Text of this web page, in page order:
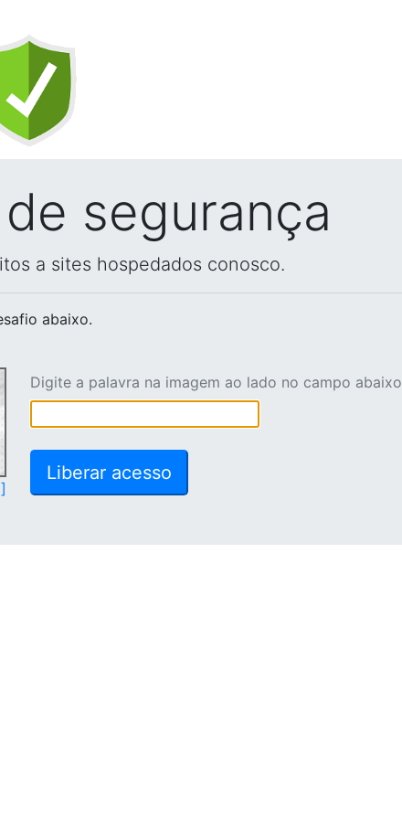
segurança
a sites hospedados conosco.
abaixo.
Digite a palavra na imagem ao lado no campo abaixo